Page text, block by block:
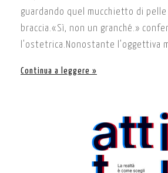
guardando quel mucchietto di pelle
braccia.«Sì, non un granché.»
l’ostetrica.Nonostante l’oggettiva
Continua a leggere